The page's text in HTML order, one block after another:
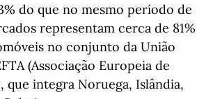
do que no mesmo período de
representam cerca de 81%
no conjunto da União
(Associação Europeia de
que integra Noruega, Islândia,